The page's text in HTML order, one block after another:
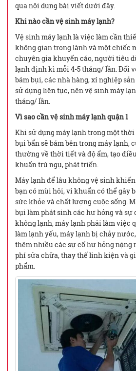
qua nội dung bài viết dưới đây.
Khi nào cần vệ sinh máy lạnh?
Vệ sinh máy lạnh là việc làm cần
không gian trong lành và một chiếc
chuyên gia khuyến cáo, người tiêu
lạnh định kì mỗi 4-5 tháng/ lần. Đối
bám bụi, các nhà hàng, xí nghiệp
sử dụng liên tục, nên vệ sinh máy
tháng/ lần.
Vì sao cần vệ sinh máy lạnh quận 1
Khi sử dụng máy lạnh trong một
bụi bẩn sẽ bám bên trong máy lạnh,
thường về thời tiết và độ ẩm, tạo
khuẩn trú ngụ, phát triển.
Máy lạnh để lâu không vệ sinh
bạn có mùi hôi, vi khuẩn có thể gây
sức khỏe và chất lượng cuộc sống.
bụi làm phát sinh các hư hỏng và sự
không lạnh, máy lạnh phải làm việc
làm lạnh yếu, máy lạnh bị chảy
thêm nhiều các sự cố hư hỏng nặng
phí sửa chữa, thay thế linh kiện và
phẩm.